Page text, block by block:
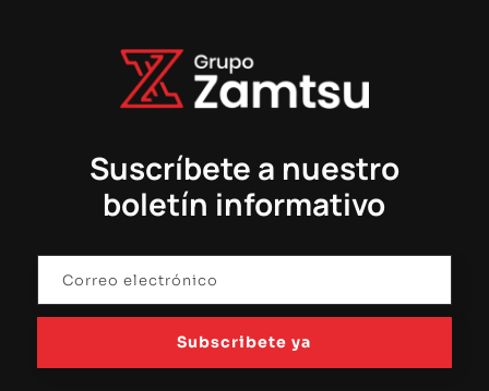
Suscríbete a nuestro
boletín informativo
Subscribete ya